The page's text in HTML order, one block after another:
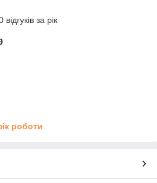
за рік
роботи